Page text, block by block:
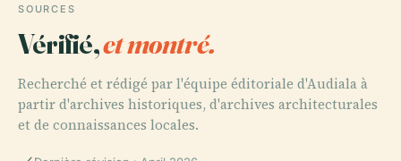
SOURCES
Vérifié,et montré.
Recherché et rédigé par l'équipe éditoriale d'Audiala à
partir d'archives historiques, d'archives architecturales
et de connaissances locales.